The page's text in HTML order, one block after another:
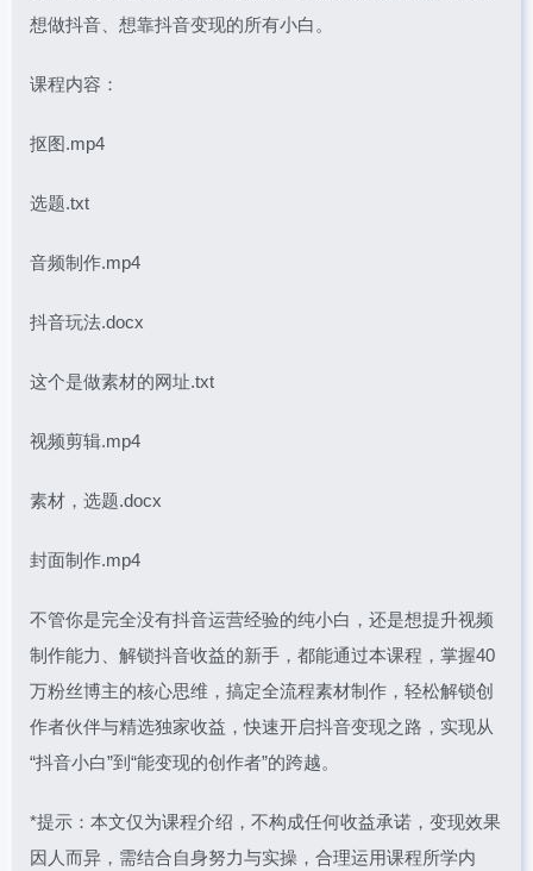
想做抖音、想靠抖音变现的所有小白。
课程内容：
抠图.mp4
选题.txt
音频制作.mp4
抖音玩法.docx
这个是做素材的网址.txt
视频剪辑.mp4
素材，选题.docx
封面制作.mp4
不管你是完全没有抖音运营经验的纯小白，还是想提升视频
制作能力、解锁抖音收益的新手，都能通过本课程，掌握40
万粉丝博主的核心思维，搞定全流程素材制作，轻松解锁创
作者伙伴与精选独家收益，快速开启抖音变现之路，实现从
“抖音小白”到“能变现的创作者”的跨越。
*提示：本文仅为课程介绍，不构成任何收益承诺，变现效果
因人而异，需结合自身努力与实操，合理运用课程所学内